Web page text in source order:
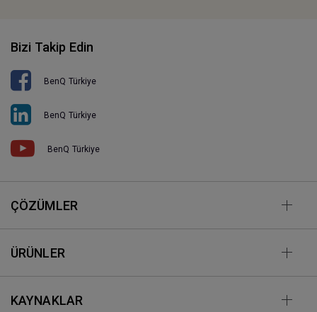
Bizi Takip Edin
BenQ Türkiye
BenQ Türkiye
BenQ Türkiye
ÇÖZÜMLER
ÜRÜNLER
KAYNAKLAR